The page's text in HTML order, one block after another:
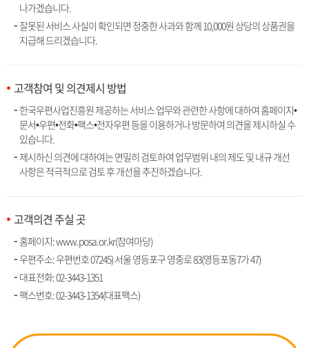
나가겠습니다.
잘못된 서비스 사실이 확인되면 정중한 사과와 함께 10,000원 상당의 상품권을
지급해 드리겠습니다.
고객참여 및 의견제시 방법
한국우편사업진흥원 제공하는 서비스 업무와 관련한 사항에 대하여 홈페이지•
문서•우편•전화•팩스•전자우편 등을 이용하거나 방문하여 의견을 제시하실 수
있습니다.
제시하신 의견에 대하여는 면밀히 검토하여 업무범위 내의 제도 및 내규 개선
사항은 적극적으로 검토 후 개선을 추진하겠습니다.
고객의견 주실 곳
홈페이지: www.posa.or.kr(참여마당)
우편주소: 우편번호 07245) 서울 영등포구 영중로 83(영등포동7가 47)
대표전화:02-3443-1351
팩스번호: 02-3443-1354(대표팩스)